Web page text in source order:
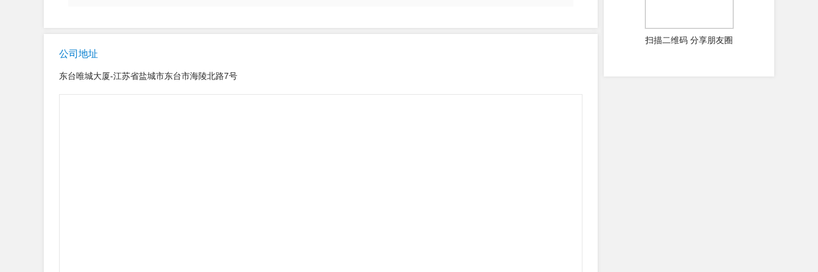
公司地址
东台唯城大厦-江苏省盐城市东台市海陵北路7号
扫描二维码 分享朋友圈